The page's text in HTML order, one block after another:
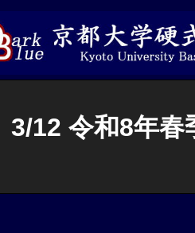
3/12 令和8年